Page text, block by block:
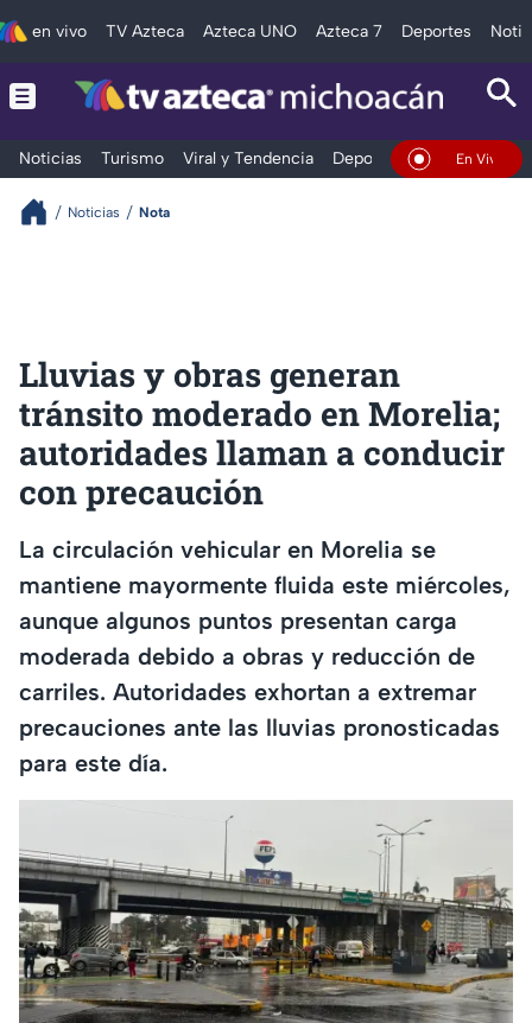
en vivo TV Azteca Azteca UNO Azteca 7 Deportes
Noticias Turismo Viral y Tendencia Deportes Espectáculos
En Vivo
Noticias Nota
Lluvias y obras generan
tránsito moderado en Morelia;
autoridades llaman a conducir
con precaución
La circulación vehicular en Morelia se
mantiene mayormente fluida este miércoles,
aunque algunos puntos presentan carga
moderada debido a obras y reducción de
carriles. Autoridades exhortan a extremar
precauciones ante las lluvias pronosticadas
para este día.